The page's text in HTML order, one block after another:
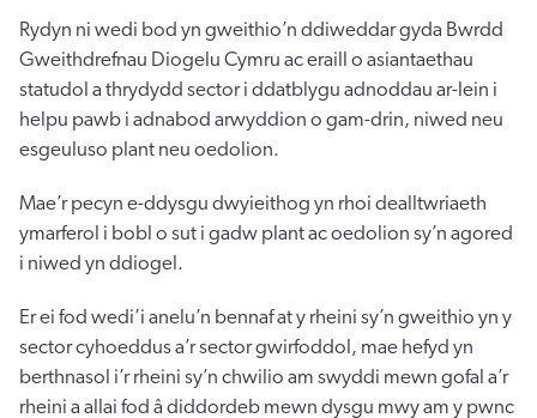
Rydyn ni wedi bod yn gweithio’n ddiweddar gyda Bwrdd
Gweithdrefnau Diogelu Cymru ac eraill o asiantaethau
statudol a thrydydd sector i ddatblygu adnoddau ar-lein i
helpu pawb i adnabod arwyddion o gam-drin, niwed neu
esgeuluso plant neu oedolion.
Mae’r pecyn e-ddysgu dwyieithog yn rhoi dealltwriaeth
ymarferol i bobl o sut i gadw plant ac oedolion sy’n agored
i niwed yn ddiogel.
Er ei fod wedi’i anelu’n bennaf at y rheini sy’n gweithio yn y
sector cyhoeddus a’r sector gwirfoddol, mae hefyd yn
berthnasol i’r rheini sy’n chwilio am swyddi mewn gofal a’r
rheini a allai fod â diddordeb mewn dysgu mwy am y pwnc